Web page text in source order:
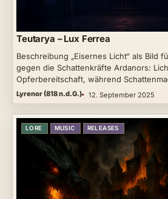
Teutarya – Lux Ferrea
Beschreibung „Eisernes Licht“ als Bild
gegen die Schattenkräfte Ardanors:
Opferbereitschaft, während
Lyrenor (818 n.d.G.) 12. September 2025
LORE MUSIC RELEASES